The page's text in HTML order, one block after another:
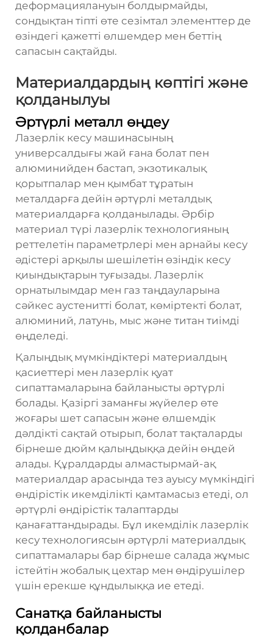
деформациялануын болдырмайды,
сондықтан тіпті өте сезімтал элементтер де
өзіндегі қажетті өлшемдер мен беттің
сапасын сақтайды.
Материалдардың көптігі және
қолданылуы
Әртүрлі металл өңдеу
Лазерлік кесу машинасының
универсалдығы жай ғана болат пен
алюминийден бастап, экзотикалық
қорытпалар мен қымбат тұратын
металдарға дейін әртүрлі металдық
материалдарға қолданылады. Әрбір
материал түрі лазерлік технологияның
реттелетін параметрлері мен арнайы кесу
әдістері арқылы шешілетін өзіндік кесу
қиындықтарын туғызады. Лазерлік
орнатылымдар мен газ таңдауларына
сәйкес аустенитті болат, көміртекті болат,
алюминий, латунь, мыс және титан тиімді
өңделеді.
Қалыңдық мүмкіндіктері материалдың
қасиеттері мен лазерлік қуат
сипаттамаларына байланысты әртүрлі
болады. Қазіргі заманғы жүйелер өте
жоғары шет сапасын және өлшемдік
дәлдікті сақтай отырып, болат тақталарды
бірнеше дюйм қалыңдыққа дейін өңдей
алады. Құралдарды алмастырмай-ақ
материалдар арасында тез ауысу мүмкіндігі
өндірістік икемділікті қамтамасыз етеді, ол
әртүрлі өндірістік талаптарды
қанағаттандырады. Бұл икемділік лазерлік
кесу технологиясын әртүрлі материалдық
сипаттамалары бар бірнеше салада жұмыс
істейтін жобалық цехтар мен өндірушілер
үшін ерекше құндылыққа ие етеді.
Санатқа байланысты
қолданбалар